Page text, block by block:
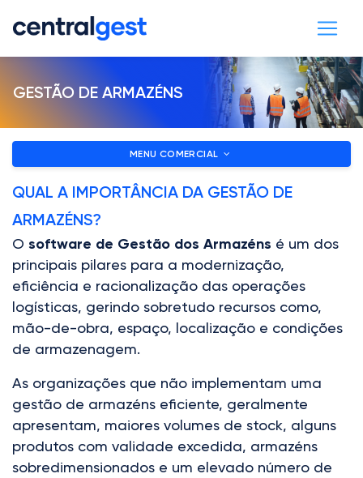
GESTÃO DE ARMAZÉNS
MENU COMERCIAL
QUAL A IMPORTÂNCIA DA GESTÃO DE
ARMAZÉNS?
O software de Gestão dos Armazéns é um dos
principais pilares para a modernização,
eficiência e racionalização das operações
logísticas, gerindo sobretudo recursos como,
mão-de-obra, espaço, localização e condições
de armazenagem.
As organizações que não implementam uma
gestão de armazéns eficiente, geralmente
apresentam, maiores volumes de stock, alguns
produtos com validade excedida, armazéns
sobredimensionados e um elevado número de